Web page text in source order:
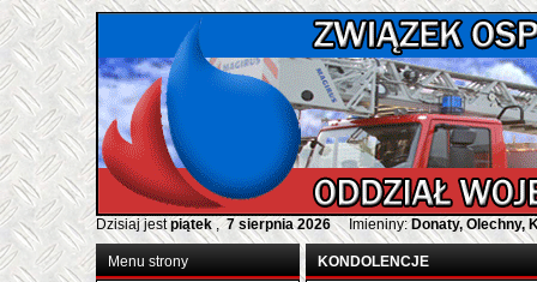
Dzisiaj jestpiątek,7 sierpnia 2026 Imieniny:Donaty, Olechny,
Menu strony
KONDOLENCJE